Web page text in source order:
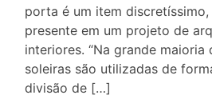
porta é um item
presente em um projeto de
interiores. “Na grande maioria
soleiras são utilizadas de
divisão de […]